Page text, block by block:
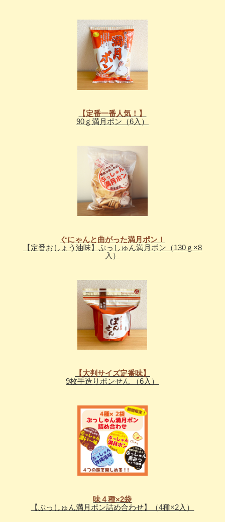
【定番一番人気！】
90ｇ満月ポン（6入）
ぐにゃんと曲がった満月ポン！
【定番おしょう油味】ぷっしゅん満月ポン（130ｇ×8
入）
【大判サイズ定番味】
9枚手造りポンせん （6入）
味４種×2袋
【ぷっしゅん満月ポン詰め合わせ】（4種×2入）